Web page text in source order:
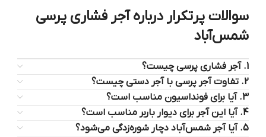
سوالات پرتکرار درباره آجر فشاری پرسی
شمس‌آباد
1. آجر فشاری پرسی چیست؟
2. تفاوت آجر پرسی با آجر دستی چیست؟
3. آیا برای فونداسیون مناسب است؟
4. آیا این آجر برای دیوار باربر مناسب است؟
5. آیا آجر شمس‌آباد دچار شوره‌زدگی می‌شود؟